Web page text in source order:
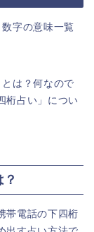
字の意味一覧
は？何なので
桁占い」につい
帯電話の下四桁